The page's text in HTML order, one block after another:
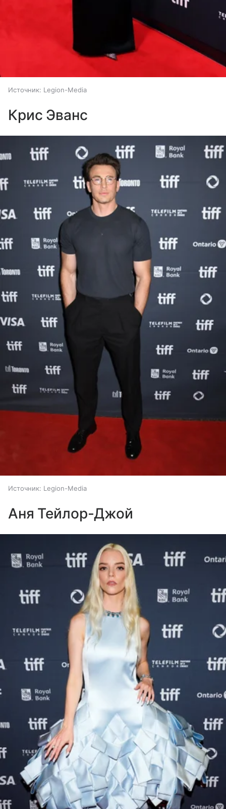
Источник: Legion-Media
Крис Эванс
Источник: Legion-Media
Аня Тейлор-Джой